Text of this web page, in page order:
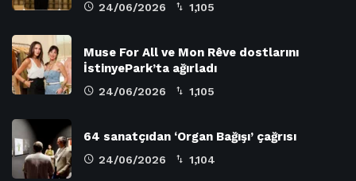
24/06/2026 1,105
Muse For All ve Mon Rêve dostlarını
İstinyePark’ta ağırladı
24/06/2026 1,105
64 sanatçıdan ‘Organ Bağışı’ çağrısı
24/06/2026 1,104